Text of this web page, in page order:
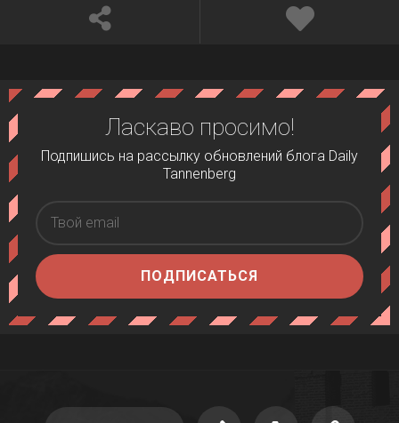
Ласкаво просимо!
Подпишись на рассылку обновлений блога Daily
Tannenberg
ПОДПИСАТЬСЯ